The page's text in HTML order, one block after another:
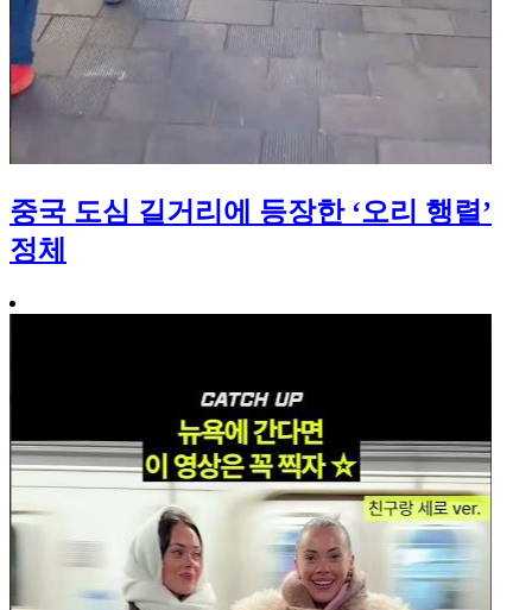
중국 도심 길거리에 등장한 ‘오리 행렬’
정체